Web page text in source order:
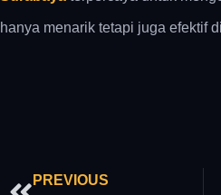
hanya menarik tetapi juga efektif
Prev
PREVIOUS